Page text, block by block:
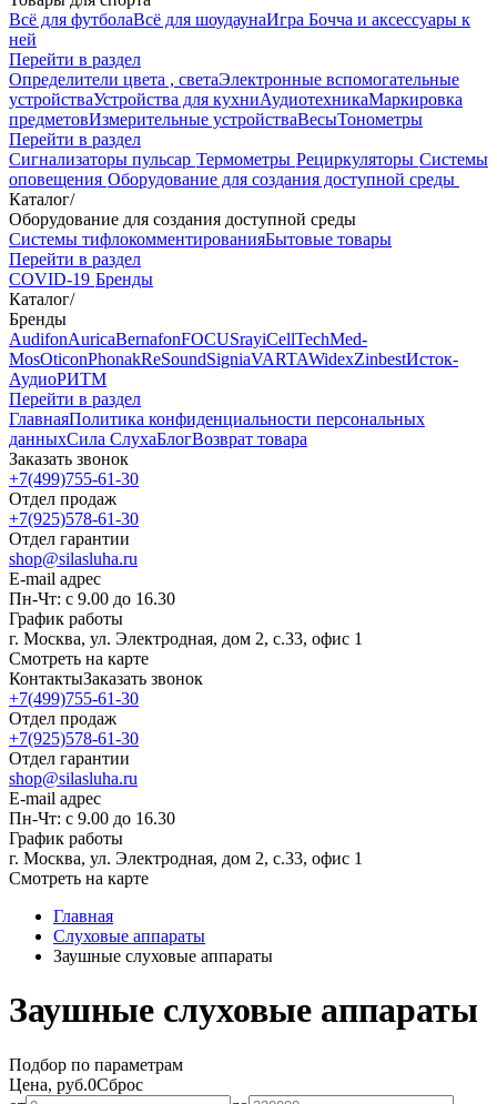
Всё для футболаВсё для шоудаунаИгра Бочча и аксессуары к
ней
Перейти в раздел
Определители цвета , светаЭлектронные вспомогательные
устройстваУстройства для кухниАудиотехникаМаркировка
предметовИзмерительные устройстваВесыТонометры
Перейти в раздел
Сигнализаторы пульсар Термометры Рециркуляторы Cистемы
оповещения Оборудование для создания доступной среды
Каталог/
Оборудование для создания доступной среды
Системы тифлокомментированияБытовые товары
Перейти в раздел
COVID-19 Бренды
Каталог/
Бренды
AudifonAuricaBernafonFOCUSrayiCellTechMed-
MosOticonPhonakReSoundSigniaVARTAWidexZinbestИсток-
АудиоРИТМ
Перейти в раздел
ГлавнаяПолитика конфиденциальности персональных
данныхСила СлухаБлогВозврат товара
Заказать звонок
+7(499)755-61-30
Отдел продаж
+7(925)578-61-30
Отдел гарантии
shop@silasluha.ru
E-mail адрес
Пн-Чт: с 9.00 до 16.30
График работы
г. Москва, ул. Электродная, дом 2, с.33, офис 1
Смотреть на карте
КонтактыЗаказать звонок
+7(499)755-61-30
Отдел продаж
+7(925)578-61-30
Отдел гарантии
shop@silasluha.ru
E-mail адрес
Пн-Чт: с 9.00 до 16.30
График работы
г. Москва, ул. Электродная, дом 2, с.33, офис 1
Смотреть на карте
Главная
Слуховые аппараты
Заушные слуховые аппараты
Заушные слуховые аппараты
Подбор по параметрам
Цена, руб.0Сброс